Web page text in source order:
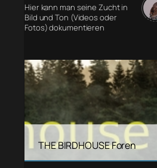
Hier kann man seine Zucht in
Bild und Ton (Videos oder
Fotos) dokumentieren
THE BIRDHOUSE Foren